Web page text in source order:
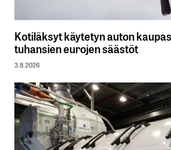
Kotiläksyt käytetyn auton
tuhansien eurojen säästöt
3.8.2026